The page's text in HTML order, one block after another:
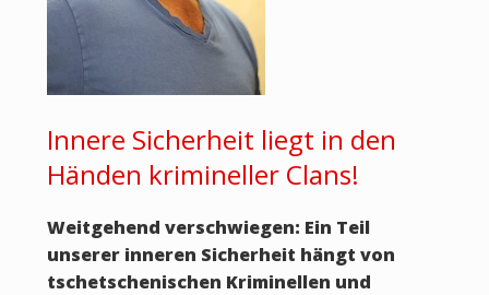
Innere Sicherheit liegt in den
Händen krimineller Clans!
Weitgehend verschwiegen: Ein Teil
unserer inneren Sicherheit hängt von
tschetschenischen Kriminellen und